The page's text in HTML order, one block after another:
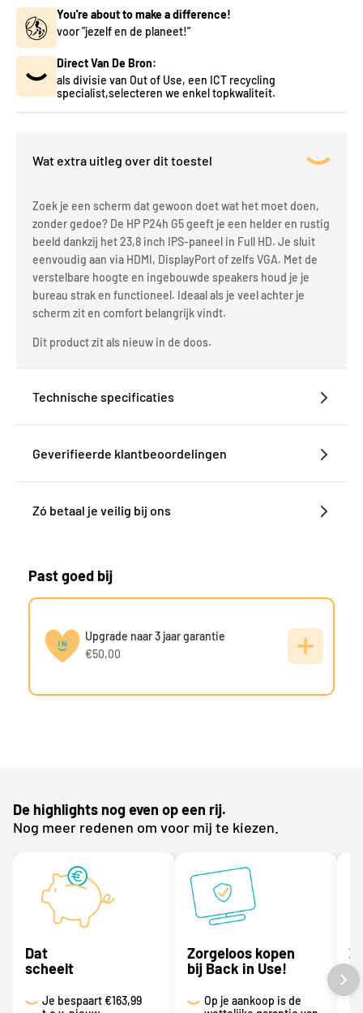
You're about to make a difference!
voor "jezelf en de planeet!"
Direct Van De Bron:
als divisie van Out of Use, een ICT recycling
specialist,selecteren we enkel topkwaliteit.
Wat extra uitleg over dit toestel
Zoek je een scherm dat gewoon doet wat het moet doen,
zonder gedoe? De HP P24h G5 geeft je een helder en rustig
beeld dankzij het 23,8 inch IPS-paneel in Full HD. Je sluit
eenvoudig aan via HDMI, DisplayPort of zelfs VGA. Met de
verstelbare hoogte en ingebouwde speakers houd je je
bureau strak en functioneel. Ideaal als je veel achter je
scherm zit en comfort belangrijk vindt.
Dit product zit als nieuw in de doos.
Technische specificaties
Geverifieerde klantbeoordelingen
Zó betaal je veilig bij ons
Past goed bij
Upgrade naar 3 jaar garantie
€50,00
De highlights nog even op een rij.
Nog meer redenen om voor mij te kiezen.
Dat
scheelt
Je bespaart€163,99
Zorgeloos kopen
bij Back in Use!
Op je aankoop is de